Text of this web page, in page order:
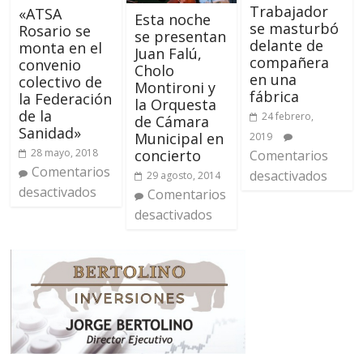
«ATSA
Rosario se
monta en el
convenio
colectivo de
la Federación
de la
Sanidad»
28 mayo, 2018
Comentarios
desactivados
Esta noche
se presentan
Juan Falú,
Cholo
Montironi y
la Orquesta
de Cámara
Municipal en
concierto
29 agosto, 2014
Comentarios
desactivados
Trabajador
se masturbó
delante de
compañera
en una
fábrica
24 febrero,
2019
Comentarios
desactivados